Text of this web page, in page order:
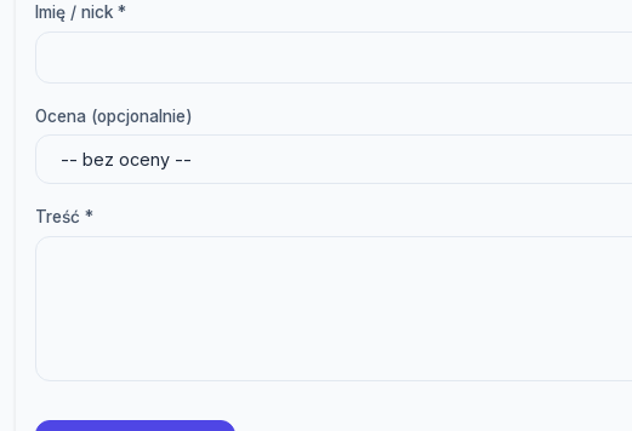
Imię / nick *
Ocena (opcjonalnie)
Treść *